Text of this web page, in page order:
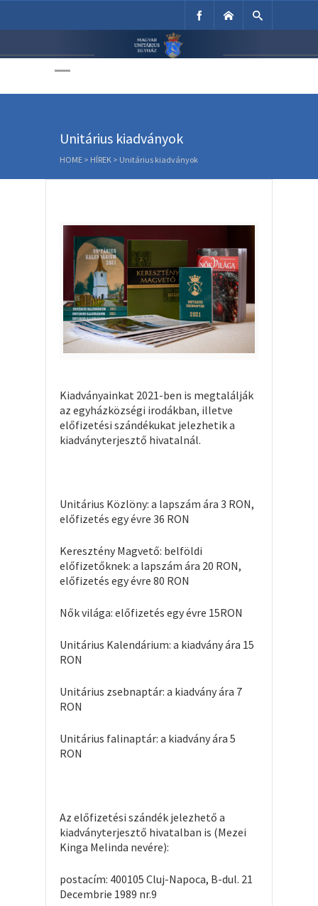
Unitárius Egyház
Unitárius kiadványok
HOME > HÍREK > Unitárius kiadványok
Kiadványainkat 2021-ben is megtalálják
az egyházközségi irodákban, illetve
előfizetési szándékukat jelezhetik a
kiadványterjesztő hivatalnál.
Unitárius Közlöny: a lapszám ára 3 RON,
előfizetés egy évre 36 RON
Keresztény Magvető: belföldi
előfizetőknek: a lapszám ára 20 RON,
előfizetés egy évre 80 RON
Nők világa: előfizetés egy évre 15RON
Unitárius Kalendárium: a kiadvány ára 15
RON
Unitárius zsebnaptár: a kiadvány ára 7
RON
Unitárius falinaptár: a kiadvány ára 5
RON
Az előfizetési szándék jelezhető a
kiadványterjesztő hivatalban is (Mezei
Kinga Melinda nevére):
postacím: 400105 Cluj-Napoca, B-dul. 21
Decembrie 1989 nr.9